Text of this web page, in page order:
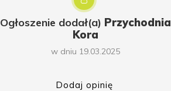
Ogłoszenie dodał(a) Przychodnia
Kora
w dniu 19.03.2025
Dodaj opinię